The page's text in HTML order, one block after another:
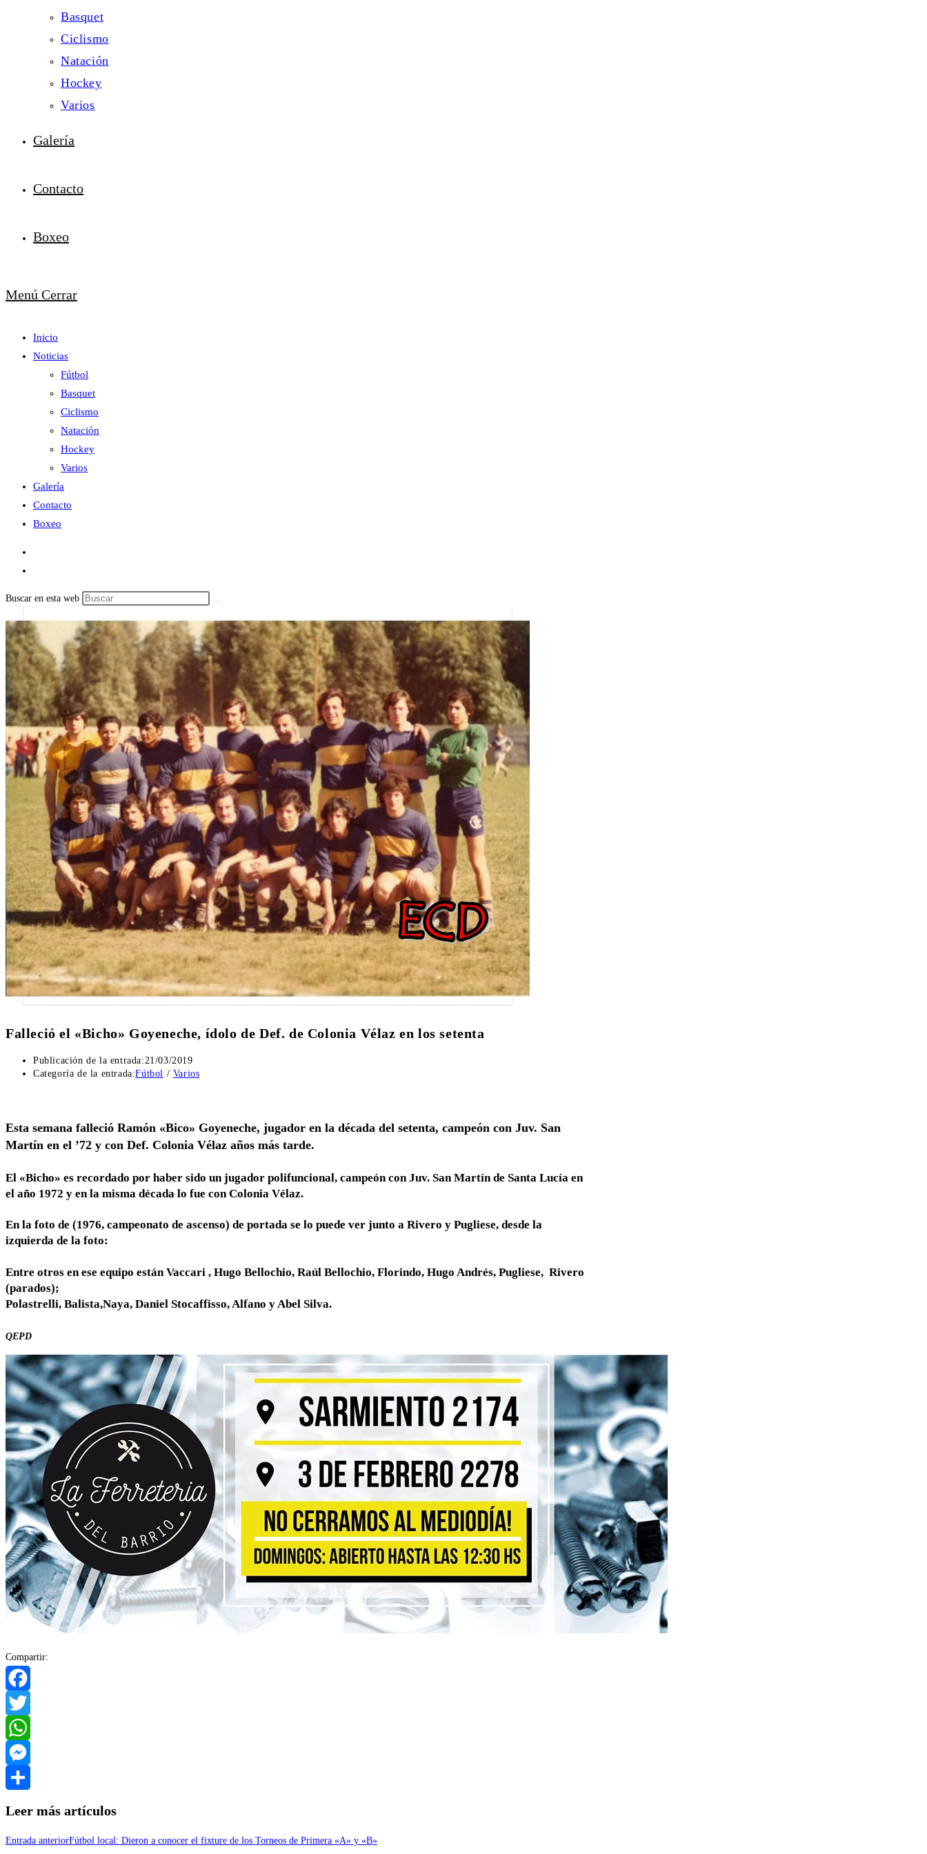
Basquet
Ciclismo
Natación
Hockey
Varios
Galería
Contacto
Boxeo
Menú Cerrar
Inicio
Noticias
Fútbol
Basquet
Ciclismo
Natación
Hockey
Varios
Galería
Contacto
Boxeo
Buscar en esta web
Falleció el «Bicho» Goyeneche, ídolo de Def. de Colonia Vélaz en los setenta
Publicación de la entrada:21/03/2019
Categoría de la entrada:Fútbol / Varios
Esta semana falleció Ramón «Bico» Goyeneche, jugador en la década del setenta, campeón con Juv. San
Martín en el ’72 y con Def. Colonia Vélaz años más tarde.
El «Bicho» es recordado por haber sido un jugador polifuncional, campeón con Juv. San Martín de Santa Lucía en
el año 1972 y en la misma década lo fue con Colonia Vélaz.
En la foto de (1976, campeonato de ascenso) de portada se lo puede ver junto a Rivero y Pugliese, desde la
izquierda de la foto:
Entre otros en ese equipo están Vaccari , Hugo Bellochio, Raúl Bellochio, Florindo, Hugo Andrés, Pugliese, Rivero
(parados);
Polastrelli, Balista,Naya, Daniel Stocaffisso, Alfano y Abel Silva.
QEPD
Compartir:
Facebook
Twitter
WhatsApp
Messenger
Leer más artículos
Entrada anteriorFútbol local: Dieron a conocer el fixture de los Torneos de Primera «A» y «B»